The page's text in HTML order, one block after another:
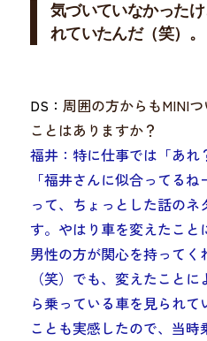
気づいていなかった
れていたんだ（笑）。
DS： 周囲の方からもMINI
ことはありますか？
福井：特に仕事では「あれ
「福井さんに似合ってる
って、ちょっとした話のネ
す。やはり車を変えたこと
男性の方が関心を持ってく
（笑）でも、変えたことに
ら乗っている車を見られて
ことも実感したので、当